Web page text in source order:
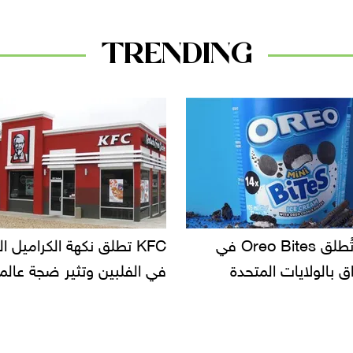
TRENDING
أوريو تُطلق Oreo Bites في
KFC تطلق نكهة الكراميل المملح
في الفلبين وتثير ضجة عالمية
سحب